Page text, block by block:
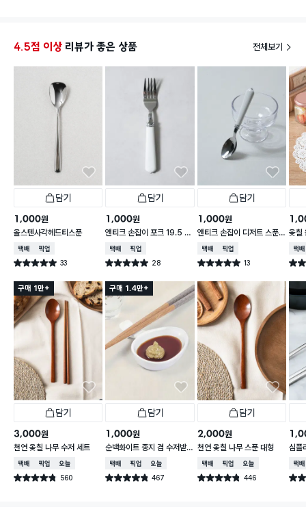
4.5점 이상 리뷰가 좋은 상품 전체보기
담기
1,000원
올스텐사각헤드티스푼
택배배송매장픽업
별점 5.0점 33
건 작성
담기
1,000원
앤티크 손잡이 포크 19.5 c
m
택배배송매장픽업
별점 5.0점 28
건 작성
담기
1,000원
앤티크 손잡이 디저트 스푼 1
6 cm
택배배송매장픽업
별점 5.0점 13
건 작성
옻칠
cm
택배
별점
구매 1만+
담기
3,000원
천연 옻칠 나무 수저 세트
택배배송매장픽업오늘배송
별점 4.8점 560
건 작성
구매 1.4만+
담기
1,000원
순백화이트 종지 겸 수저받
침
택배배송매장픽업오늘배송
별점 4.8점 467
건 작성
담기
2,000원
천연 옻칠 나무 스푼 대형
택배배송매장픽업오늘배송
별점 4.8점 446
건 작성
심플
택배
별점